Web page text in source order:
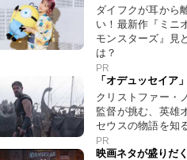
ダイフクが耳から
い！最新作『ミニ
モンスターズ』見
は？
PR
「オデュッセイア
クリストファー・
監督が挑む、英雄
セウスの物語を知
PR
映画ネタが盛りだ